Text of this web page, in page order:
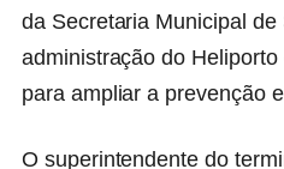
da Secretaria Municipal
administração do
para ampliar a prevenção
O superintendente do